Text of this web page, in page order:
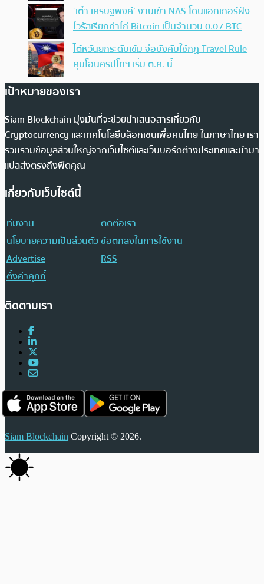
‘เต๋า เศรษฐพงศ์’ งานเข้า NAS โดนแฮกเกอร์ฝัง
ไวรัสเรียกค่าไถ่ Bitcoin เป็นจำนวน 0.07 BTC
ไต้หวันยกระดับเข้ม จ่อบังคับใช้กฏ Travel Rule
คุมโอนคริปโทฯ เริ่ม ต.ค. นี้
เป้าหมายของเรา
Siam Blockchain มุ่งมั่นที่จะช่วยนำเสนอสารเกี่ยวกับ
Cryptocurrency และเทคโนโลยีบล็อกเชนเพื่อคนไทย ในภาษาไทย เรา
รวบรวมข้อมูลส่วนใหญ่จากเว็บไซต์และเว็บบอร์ดต่างประเทศและนำมา
แปลส่งตรงถึงฟีดคุณ
เกี่ยวกับเว็บไซต์นี้
ทีมงาน
ติดต่อเรา
นโยบายความเป็นส่วนตัวข้อตกลงในการใช้งาน
Advertise
RSS
ตั้งค่าคุกกี้
ติดตามเรา
Siam Blockchain Copyright © 2026.